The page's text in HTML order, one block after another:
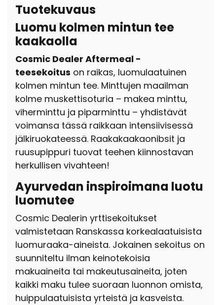
Tuotekuvaus
Luomu kolmen mintun tee
kaakaolla
Cosmic Dealer Aftermeal -
teesekoitus on raikas, luomulaatuinen
kolmen mintun tee. Minttujen maailman
kolme muskettisoturia – makea minttu,
viherminttu ja piparminttu – yhdistävät
voimansa tässä raikkaan intensiivisessä
jälkiruokateessä. Raakakaakaonibsit ja
ruusupippuri tuovat teehen kiinnostavan
herkullisen vivahteen!
Ayurvedan inspiroimana luotu
luomutee
Cosmic Dealerin yrttisekoitukset
valmistetaan Ranskassa korkealaatuisista
luomuraaka-aineista. Jokainen sekoitus on
suunniteltu ilman keinotekoisia
makuaineita tai makeutusaineita, joten
kaikki maku tulee suoraan luonnon omista,
huippulaatuisista yrteistä ja kasveista.